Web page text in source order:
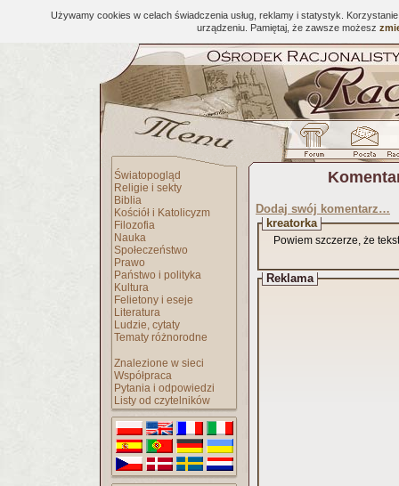
Używamy cookies w celach świadczenia usług, reklamy i statystyk.
urządzeniu. Pamiętaj, że zawsze możesz
Światopogląd
Religie i sekty
Biblia
Kościół i Katolicyzm
Filozofia
Nauka
Społeczeństwo
Prawo
Państwo i polityka
Kultura
Felietony i eseje
Literatura
Ludzie, cytaty
Tematy różnorodne
Znalezione w sieci
Współpraca
Pytania i odpowiedzi
Listy od czytelników
Dodaj swój komentarz…
kreatorka
Powiem szczerze, że
Reklama